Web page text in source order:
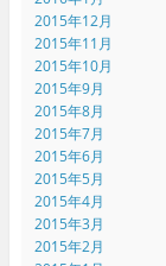
2015年12月
2015年11月
2015年10月
2015年9月
2015年8月
2015年7月
2015年6月
2015年5月
2015年4月
2015年3月
2015年2月